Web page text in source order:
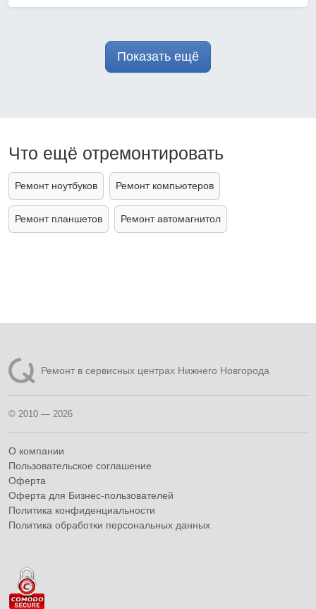
Показать ещё
Что ещё отремонтировать
Ремонт ноутбуков Ремонт компьютеров
Ремонт планшетов Ремонт автомагнитол
Ремонт в сервисных центрах Нижнего Новгорода
© 2010 — 2026
О компании
Пользовательское соглашение
Оферта
Оферта для Бизнес-пользователей
Политика конфиденциальности
Политика обработки персональных данных